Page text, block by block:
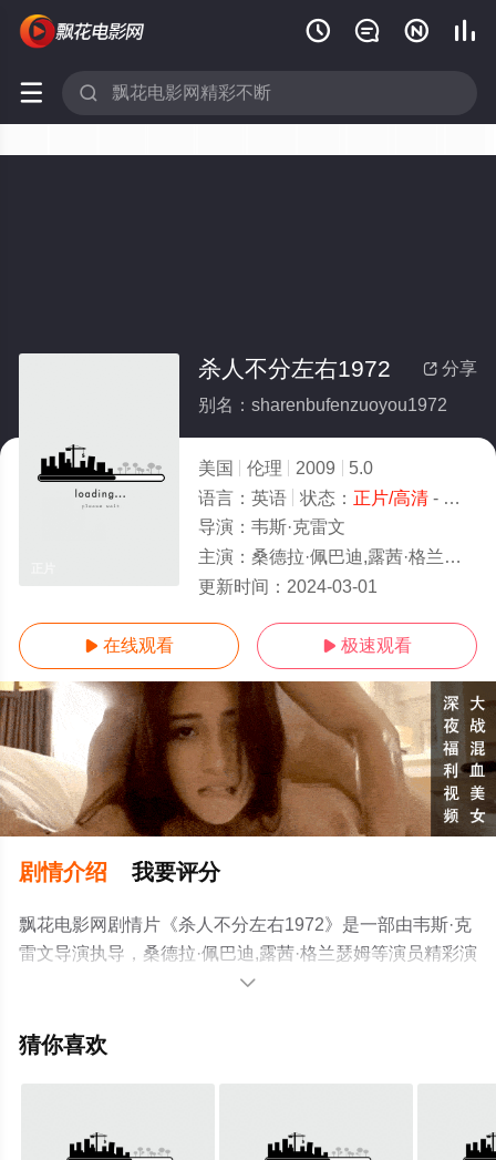
   
 
 分享
杀人不分左右1972
别名：sharenbufenzuoyou1972
美国 伦理 2009
5.0
语言： 英语 状态： 正片/高清- 免费在线观看
导演： 韦斯·克雷文
主演： 桑德拉·佩巴迪,露茜·格兰瑟姆
更新时间： 2024-03-01
 在线观看  极速观看
剧情介绍 我要评分
飘花电影网剧情片《杀人不分左右1972》是一部由韦斯·克
雷文导演执导，桑德拉·佩巴迪,露茜·格兰瑟姆等演员精彩演
绎的美国电影，手机免费观看高清未删减完整版电影大全
或剧情网等平台了解。

猜你喜欢